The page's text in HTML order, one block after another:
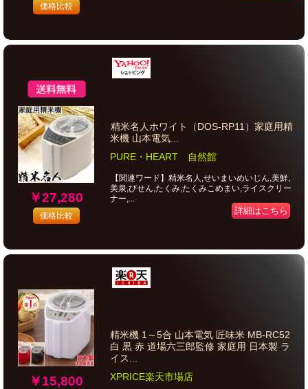
価格比較
￥27,280
価格比較
精米名人ホワイト（DOS-RP11）家庭用精
米機 山本電気...
PURE・HEART 自然館
【関連ワード】精米名人,せいまいめいじん,美鮮,
美泉,びせん,たくみ,たくみこめまい,ライスクリー
ナー,...
詳細はこちら
￥15,800
精米機 1～5合 山本電気 匠味米 MB-RC52
白 黒 赤 道場六三郎監修 家庭用 日本製 ラ
イス...
XPRICE楽天市場店